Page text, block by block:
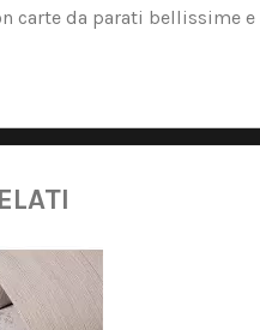
carte da parati bellissime